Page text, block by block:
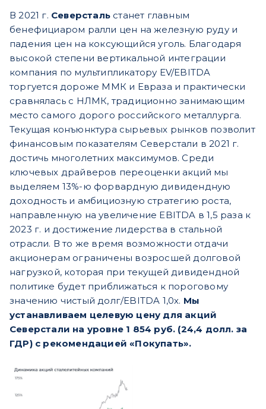
В 2021 г. Северсталь станет главным
бенефициаром ралли цен на железную руду и
падения цен на коксующийся уголь. Благодаря
высокой степени вертикальной интеграции
компания по мультипликатору EV/EBITDA
торгуется дороже ММК и Евраза и практически
сравнялась с НЛМК, традиционно занимающим
место самого дорого российского металлурга.
Текущая конъюнктура сырьевых рынков позволит
финансовым показателям Северстали в 2021 г.
достичь многолетних максимумов. Среди
ключевых драйверов переоценки акций мы
выделяем 13%-ю форвардную дивидендную
доходность и амбициозную стратегию роста,
направленную на увеличение EBITDA в 1,5 раза к
2023 г. и достижение лидерства в стальной
отрасли. В то же время возможности отдачи
акционерам ограничены возросшей долговой
нагрузкой, которая при текущей дивидендной
политике будет приближаться к пороговому
значению чистый долг/EBITDA 1,0х. Мы
устанавливаем целевую цену для акций
Северстали на уровне 1 854 руб. (24,4 долл. за
ГДР) с рекомендацией «Покупать».